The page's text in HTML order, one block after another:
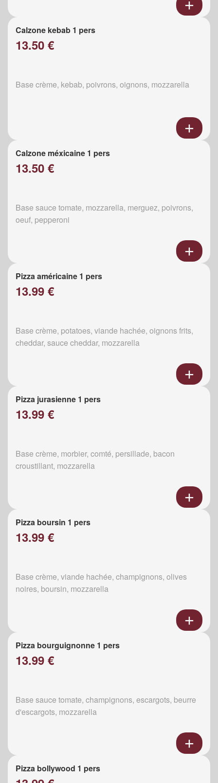
Calzone kebab 1 pers
13.50 €
Base crème, kebab, poivrons, oignons, mozzarella
Calzone méxicaine 1 pers
13.50 €
Base sauce tomate, mozzarella, merguez, poivrons,
oeuf, pepperoni
Pizza américaine 1 pers
13.99 €
Base crème, potatoes, viande hachée, oignons frits,
cheddar, sauce cheddar, mozzarella
Pizza jurasienne 1 pers
13.99 €
Base crème, morbier, comté, persillade, bacon
croustillant, mozzarella
Pizza boursin 1 pers
13.99 €
Base crème, viande hachée, champignons, olives
noires, boursin, mozzarella
Pizza bourguignonne 1 pers
13.99 €
Base sauce tomate, champignons, escargots, beurre
d'escargots, mozzarella
Pizza bollywood 1 pers